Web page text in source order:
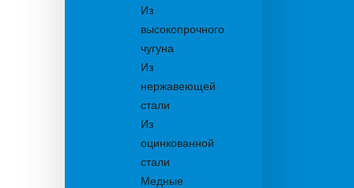
Из
высокопрочного
чугуна
Из
нержавеющей
стали
Из
оцинкованной
стали
Медные